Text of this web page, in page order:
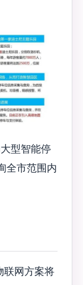
型智能停
全市范围内
联网方案将